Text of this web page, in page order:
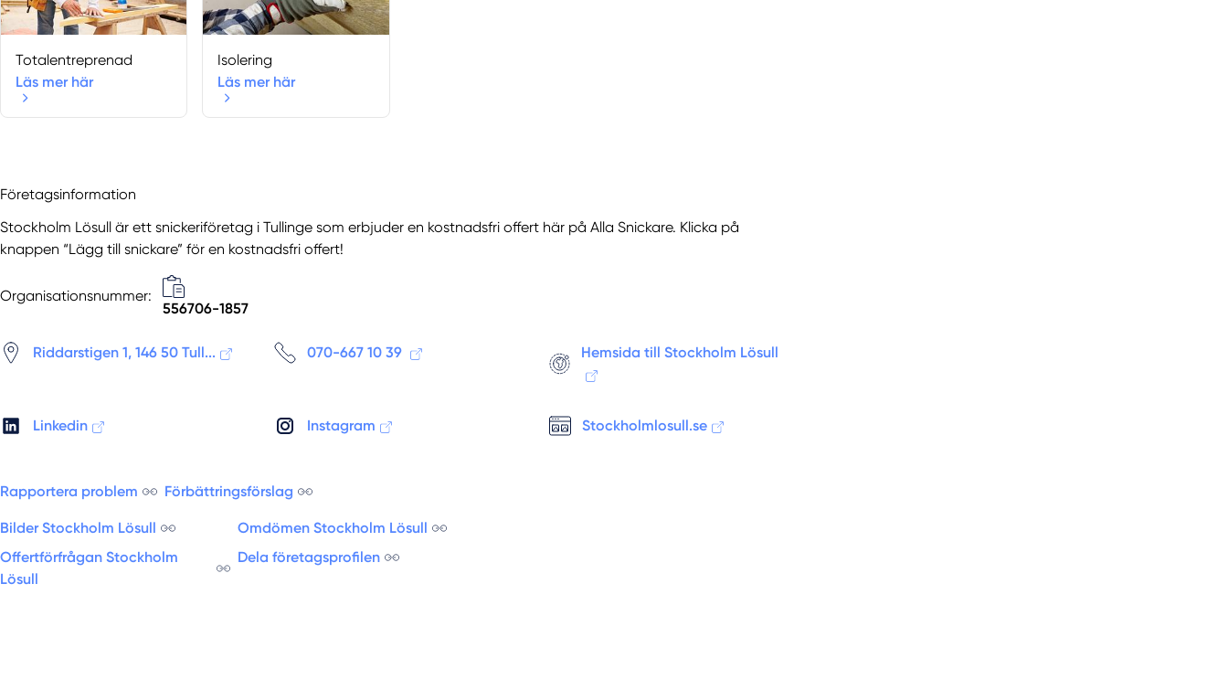
Haninge
Ingaröstrand
Johanneshov
Totalentreprenad
Läs mer här
Isolering
Läs mer här
Företagsinformation
Stockholm Lösull är ett snickeriföretag i Tullinge som erbjuder en kostnadsfri offert här på Alla Snickare. Klicka på
knappen “Lägg till snickare” för en kostnadsfri offert!
Organisationsnummer:
556706-1857
Riddarstigen 1, 146 50 Tull... 070-667 10 39 Hemsida till Stockholm Lösull
Linkedin Instagram Stockholmlosull.se
Rapportera problem Förbättringsförslag
Bilder Stockholm Lösull
Omdömen Stockholm Lösull
Offertförfrågan Stockholm
Lösull
Dela företagsprofilen